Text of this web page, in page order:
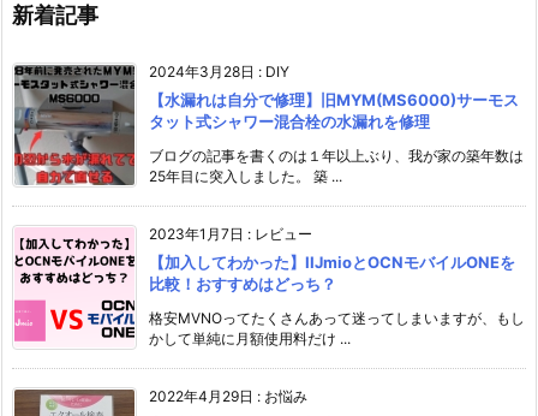
新着記事
2024年3月28日 : DIY
【水漏れは自分で修理】旧MYM(MS6000)サーモス
タット式シャワー混合栓の水漏れを修理
ブログの記事を書くのは１年以上ぶり、我が家の築年数は
25年目に突入しました。 築 ...
2023年1月7日 : レビュー
【加入してわかった】IIJmioとOCNモバイルONEを
比較！おすすめはどっち？
格安MVNOってたくさんあって迷ってしまいますが、もし
かして単純に月額使用料だけ ...
2022年4月29日 : お悩み